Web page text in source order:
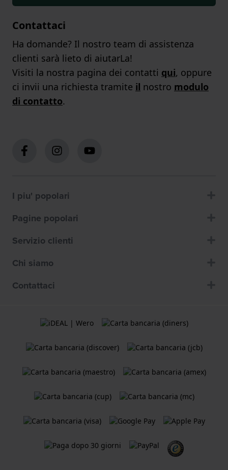
Contattaci
Ha domande? Il nostro team di assistenza
clienti sarà lieto di aiutarLa!
Visiti la nostra pagina dei contatti qui, oppure
ci invii una richiesta tramite il nostro modulo
di contatto.
I piu' popolari
Pagine popolari
Servizio clienti
Chi siamo
Contattaci